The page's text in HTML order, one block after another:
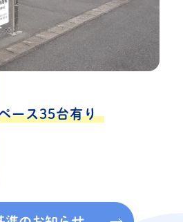
ース35台有り